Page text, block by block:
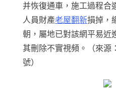
并恢復通車，施工過程合
人員財產老屋翻新損掉，
朝，屬地已對該網平易近
其刪除不實視頻。（來源
號）